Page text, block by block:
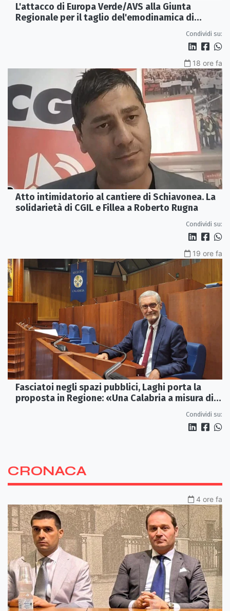
L'attacco di Europa Verde/AVS alla Giunta
Regionale per il taglio del'emodinamica di
Condividi su:
18 ore fa
Atto intimidatorio al cantiere di Schiavonea. La
solidarietà di CGIL e Fillea a Roberto Rugna
Condividi su:
19 ore fa
Fasciatoi negli spazi pubblici, Laghi porta la
proposta in Regione: «Una Calabria a misura di
Condividi su:
CRONACA
4 ore fa